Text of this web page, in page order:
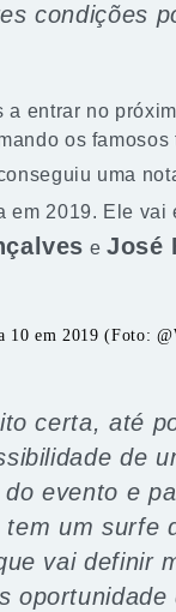
condições
entrar no
os
uma
em 2019. Ele
eJosé
10 em 2019 (Foto:
certa, até
de
do evento e
um surfe
vai definir